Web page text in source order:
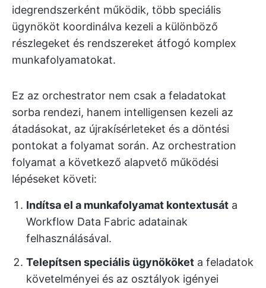
idegrendszerként működik, több speciális
ügynököt koordinálva kezeli a különböző
részlegeket és rendszereket átfogó komplex
munkafolyamatokat.
Ez az orchestrator nem csak a feladatokat
sorba rendezi, hanem intelligensen kezeli az
átadásokat, az újrakísérleteket és a döntési
pontokat a folyamat során. Az orchestration
folyamat a következő alapvető működési
lépéseket követi:
Indítsa el a munkafolyamat kontextusát a
Workflow Data Fabric adatainak
felhasználásával.
Telepítsen speciális ügynököket a feladatok
követelményei és az osztályok igényei